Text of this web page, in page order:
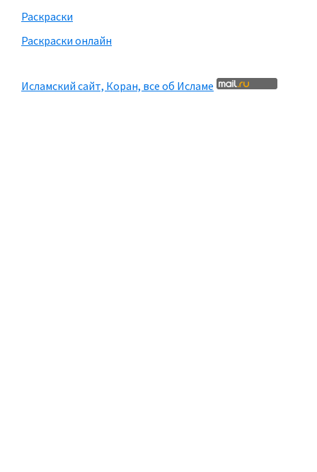
Раскраски
Раскраски онлайн
Исламский сайт, Коран, все об Исламе